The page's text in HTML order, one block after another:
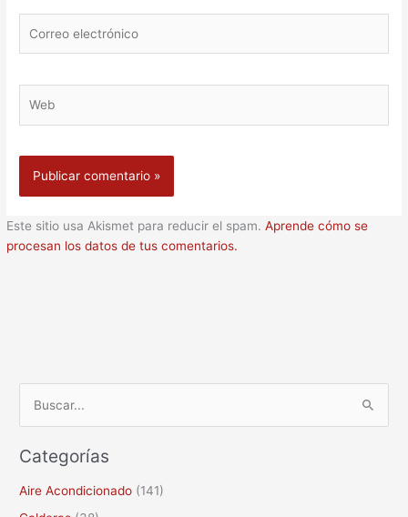
electrónico
Este sitio usa Akismet para reducir el spam.Aprende cómo se
procesan los datos de tus comentarios.
s
Categorías
Aire Acondicionado (141)